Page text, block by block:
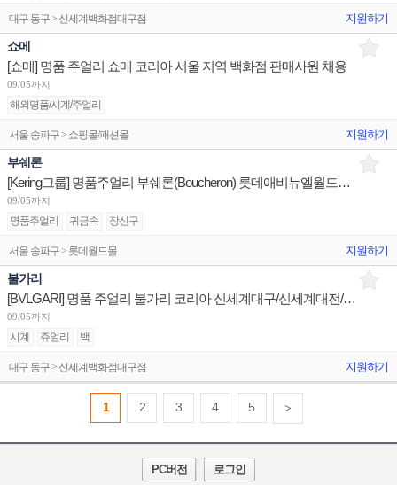
대구 동구 > 신세계백화점대구점 지원하기
쇼메
[쇼메] 명품 주얼리 쇼메 코리아 서울 지역 백화점 판매사원 채용
09/05까지
해외명품/시계/주얼리
서울 송파구 > 쇼핑몰/패션몰 지원하기
부쉐론
[Kering그룹] 명품주얼리 부쉐론(Boucheron) 롯데애비뉴엘월드타워/판매사원 신세계센텀/점장 채용
09/05까지
명품주얼리 귀금속 장신구
서울 송파구 > 롯데월드몰 지원하기
불가리
[BVLGARI] 명품 주얼리 불가리 코리아 신세계대구/신세계대전/롯데광주 판매사원 채용
09/05까지
시계 쥬얼리 백
대구 동구 > 신세계백화점대구점 지원하기
1 2 3 4 5 >
PC버전 로그인